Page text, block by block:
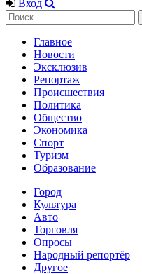
Вход
Главное
Новости
Эксклюзив
Репортаж
Происшествия
Политика
Общество
Экономика
Спорт
Туризм
Образование
Город
Культура
Авто
Торговля
Опросы
Народный репортёр
Другое